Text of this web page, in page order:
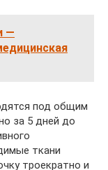
—
под общим
за 5 дней до
ткани
троекратно и